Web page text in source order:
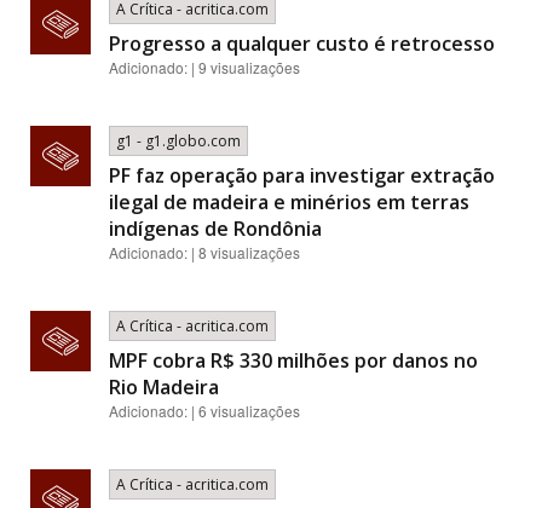
A Crítica - acritica.com
Progresso a qualquer custo é retrocesso
Adicionado: | 9 visualizações
g1 - g1.globo.com
PF faz operação para investigar extração
ilegal de madeira e minérios em terras
indígenas de Rondônia
Adicionado: | 8 visualizações
A Crítica - acritica.com
MPF cobra R$ 330 milhões por danos no
Rio Madeira
Adicionado: | 6 visualizações
A Crítica - acritica.com